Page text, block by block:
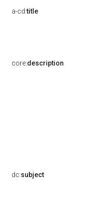
a-cd:title
core:description
dc:subject